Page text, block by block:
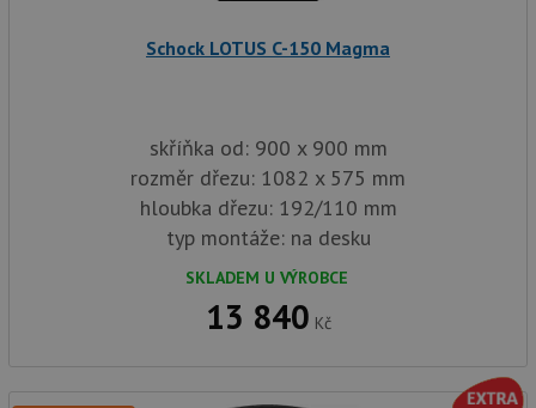
Schock LOTUS C-150 Magma
skříňka od: 900 x 900 mm
rozměr dřezu: 1082 x 575 mm
hloubka dřezu: 192/110 mm
typ montáže: na desku
SKLADEM U VÝROBCE
13 840 Kč